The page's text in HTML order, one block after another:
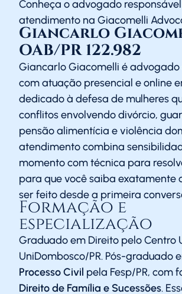
Conheça o advogado
atendimento na Giacomelli
Giancarlo
OAB/PR 122.982
Giancarlo Giacomelli é
com atuação presencial e online
dedicado à defesa de mulheres
conflitos envolvendo divórcio,
pensão alimentícia e violência
atendimento combina
momento com técnica para
para que você saiba exatamente
ser feito desde a primeira
Formação e
especialização
Graduado em Direito pelo Centro
UniDombosco/PR. Pós-graduado
Processo Civil pela Fesp/PR, com
Direito de Família e Sucessões.